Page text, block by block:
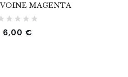
MAGENTA
6,00 €